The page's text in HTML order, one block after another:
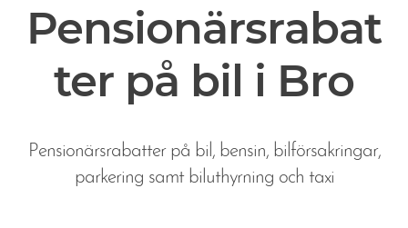
Pensionärsrabat
ter på bil i Bro
Pensionärsrabatter på bil, bensin, bilförsakringar,
parkering samt biluthyrning och taxi